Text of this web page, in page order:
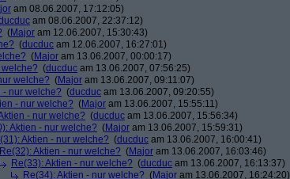
am 08.06.2007, 17:12:05)
am 08.06.2007, 22:37:12)
(Major am 12.06.2007, 15:30:43)
(ducduc am 12.06.2007, 16:27:01)
(Major am 13.06.2007, 00:00:17)
welche? (ducduc am 13.06.2007, 07:56:25)
welche? (Major am 13.06.2007, 09:11:07)
- nur welche? (ducduc am 13.06.2007, 09:20:55)
- nur welche? (Major am 13.06.2007, 15:55:11)
- nur welche? (ducduc am 13.06.2007, 15:56:34)
Aktien - nur welche? (Major am 13.06.2007, 15:59:31)
Aktien - nur welche? (ducduc am 13.06.2007, 16:00:41)
Re(32): Aktien - nur welche? (Major am 13.06.2007, 16:03:46)
Re(33): Aktien - nur welche? (ducduc am 13.06.2007, 16:13:37)
Re(34): Aktien - nur welche? (Major am 13.06.2007, 16:24:20)